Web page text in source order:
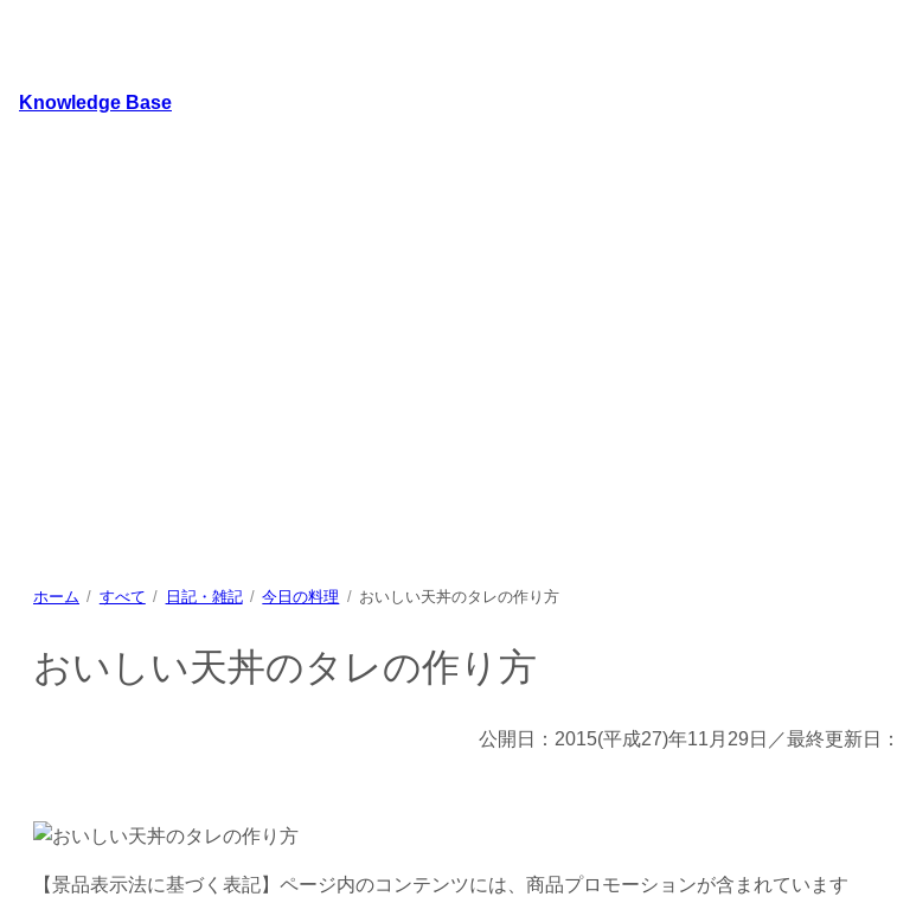
スKnowledge Base
ホーム すべて 日記・雑記 今日の料理 おいしい天丼のタレの作り方
おいしい天丼のタレの作り方
公開日： 2015(平成27)年11月29日 ／最終更新日：
【景品表示法に基づく表記】ページ内のコンテンツには、商品プロモーションが含まれています